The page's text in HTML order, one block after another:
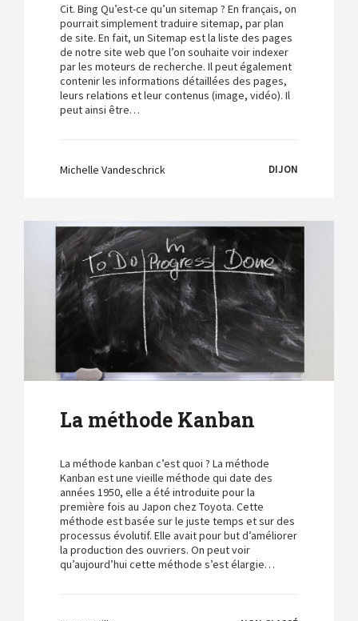
Cit. Bing Qu’est-ce qu’un sitemap ? En français, on
pourrait simplement traduire sitemap, par plan
de site. En fait, un Sitemap est la liste des pages
de notre site web que l’on souhaite voir indexer
par les moteurs de recherche. Il peut également
contenir les informations détaillées des pages,
leurs relations et leur contenus (image, vidéo). Il
peut ainsi être…
Michelle Vandeschrick DIJON
La méthode Kanban
La méthode kanban c’est quoi ? La méthode
Kanban est une vieille méthode qui date des
années 1950, elle a été introduite pour la
première fois au Japon chez Toyota. Cette
méthode est basée sur le juste temps et sur des
processus évolutif. Elle avait pour but d’améliorer
la production des ouvriers. On peut voir
qu’aujourd’hui cette méthode s’est élargie…